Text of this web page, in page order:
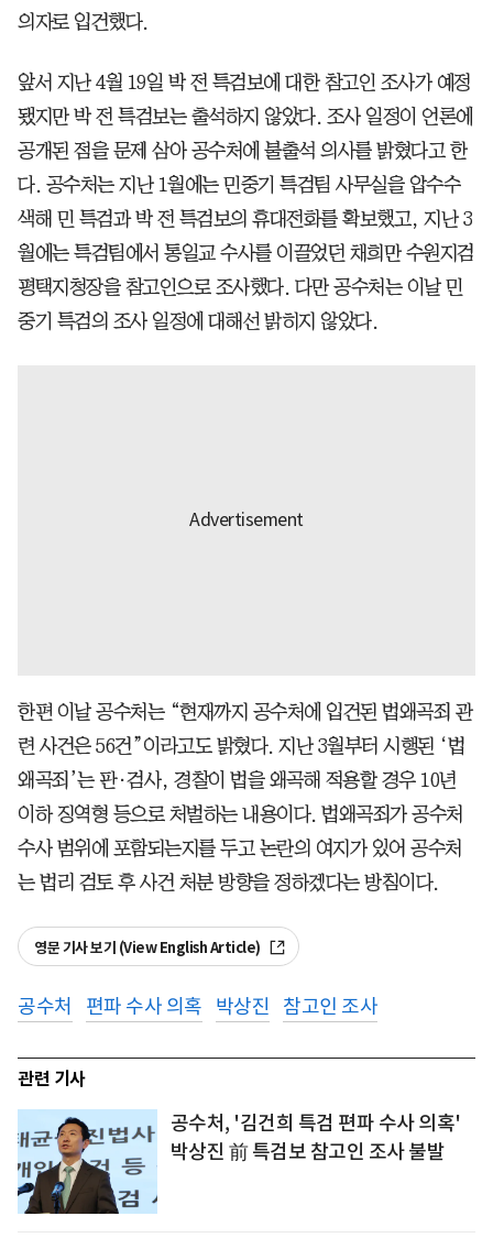
의자로 입건했다.
앞서 지난 4월 19일 박 전 특검보에 대한 참고인 조사가 예정
됐지만 박 전 특검보는 출석하지 않았다. 조사 일정이 언론에
공개된 점을 문제 삼아 공수처에 불출석 의사를 밝혔다고 한
다. 공수처는 지난 1월에는 민중기 특검팀 사무실을 압수수
색해 민 특검과 박 전 특검보의 휴대전화를 확보했고, 지난 3
월에는 특검팀에서 통일교 수사를 이끌었던 채희만 수원지검
평택지청장을 참고인으로 조사했다. 다만 공수처는 이날 민
중기 특검의 조사 일정에 대해선 밝히지 않았다.
한편 이날 공수처는 “현재까지 공수처에 입건된 법왜곡죄 관
련 사건은 56건”이라고도 밝혔다. 지난 3월부터 시행된 ‘법
왜곡죄’는 판·검사, 경찰이 법을 왜곡해 적용할 경우 10년
이하 징역형 등으로 처벌하는 내용이다. 법왜곡죄가 공수처
수사 범위에 포함되는지를 두고 논란의 여지가 있어 공수처
는 법리 검토 후 사건 처분 방향을 정하겠다는 방침이다.
영문 기사 보기 (View English Article)
공수처 편파 수사 의혹 박상진 참고인 조사
관련 기사
공수처, '김건희 특검 편파 수사 의혹'
박상진 前 특검보 참고인 조사 불발